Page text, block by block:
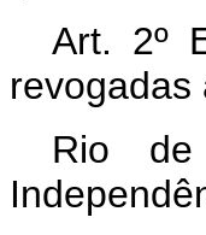
Art. 2º
revogadas
Rio